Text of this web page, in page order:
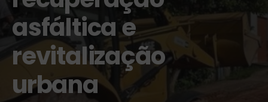
asfáltica e
revitalização
urbana